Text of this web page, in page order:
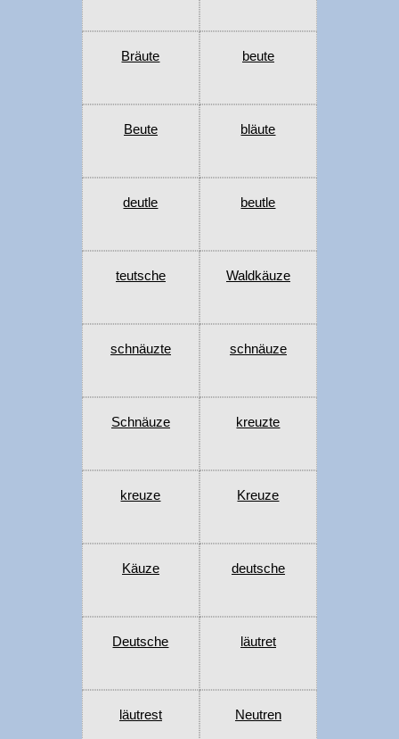
Bräute beute
Beute bläute
deutle beutle
teutsche Waldkäuze
schnäuzte schnäuze
Schnäuze kreuzte
kreuze Kreuze
Käuze deutsche
Deutsche läutret
läutrest Neutren